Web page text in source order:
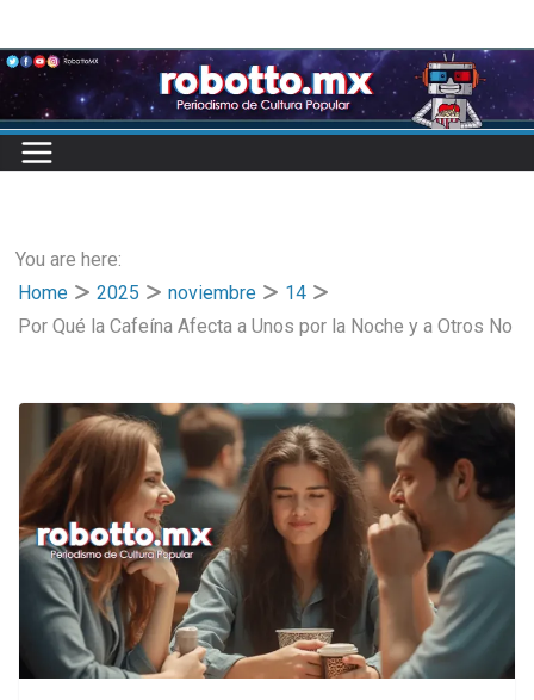
to
content
You are here:
Home
2025 noviembre
14
Por Qué la Cafeína Afecta a Unos por la Noche y a Otros No